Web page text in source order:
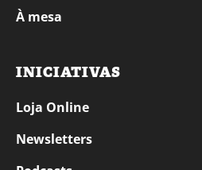
À mesa
INICIATIVAS
Loja Online
Newsletters